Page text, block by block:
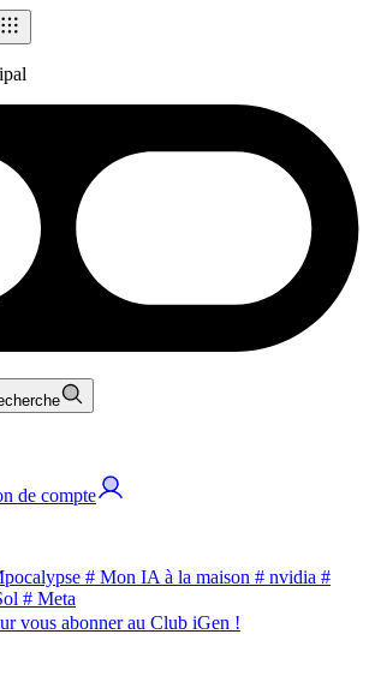
de compte
# Mon IA à la maison # nvidia #
# Meta
vous abonner au Club iGen !